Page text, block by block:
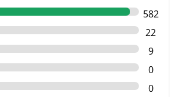
582
22
9
0
0